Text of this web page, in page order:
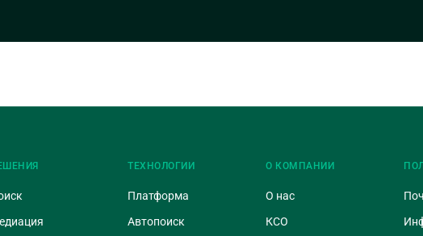
ТЕХНОЛОГИИ
Платформа
Автопоиск
О КОМПАНИИ
О нас
КСО